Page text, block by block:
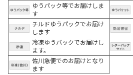
ゆうパック等でお届けしま
す
チルドゆうパックでお届け
します
冷凍ゆうパックでお届けし
ます。
佐川急便でのお届けとなり
ます